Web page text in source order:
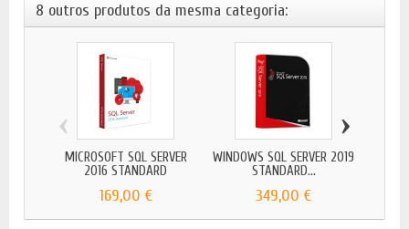
8 outros produtos da mesma categoria:
MICROSOFT SQL SERVER
2016 STANDARD
169,00 €
WINDOWS SQL SERVER 2019
STANDARD...
349,00 €
‹ ›